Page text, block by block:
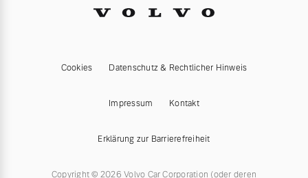
Cookies Datenschutz & Rechtlicher Hinweis
Impressum Kontakt
Erklärung zur Barrierefreiheit
Copyright © 2026 Volvo Car Corporation (oder deren